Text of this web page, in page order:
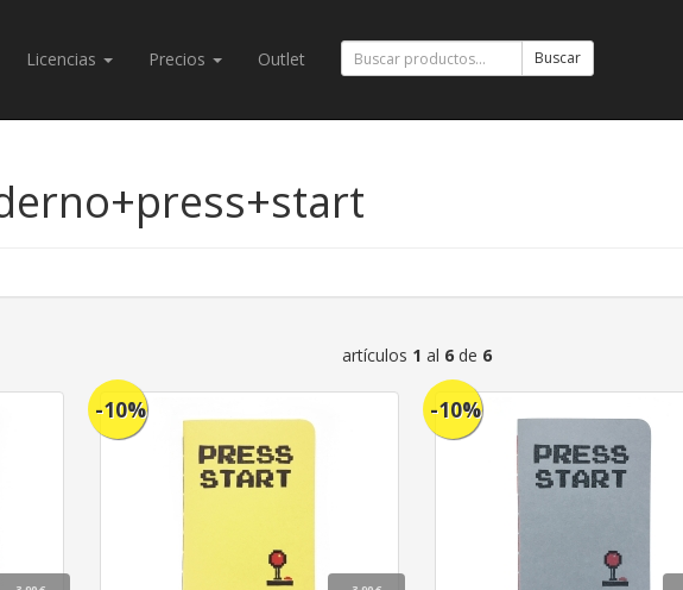
Licencias Precios Outlet Buscar
artículos 1 al 6 de 6
-10% -10%